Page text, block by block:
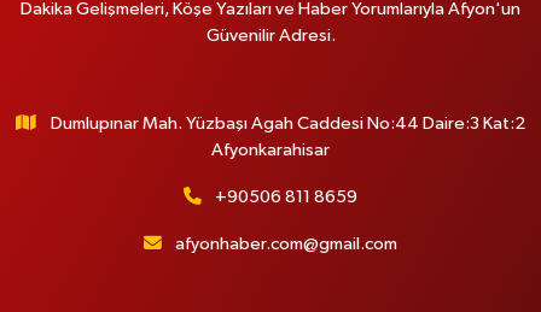
Dakika Gelişmeleri, Köşe Yazıları ve Haber Yorumlarıyla Afyon'un
Güvenilir Adresi.
Dumlupınar Mah. Yüzbaşı Agah Caddesi No:44 Daire:3 Kat:2
Afyonkarahisar
+90506 811 8659
afyonhaber.com@gmail.com